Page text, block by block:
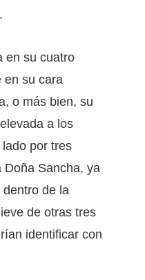
.
en su cuatro
en su cara
o más bien, su
a los
por tres
Sancha, ya
de la
de otras tres
identificar con